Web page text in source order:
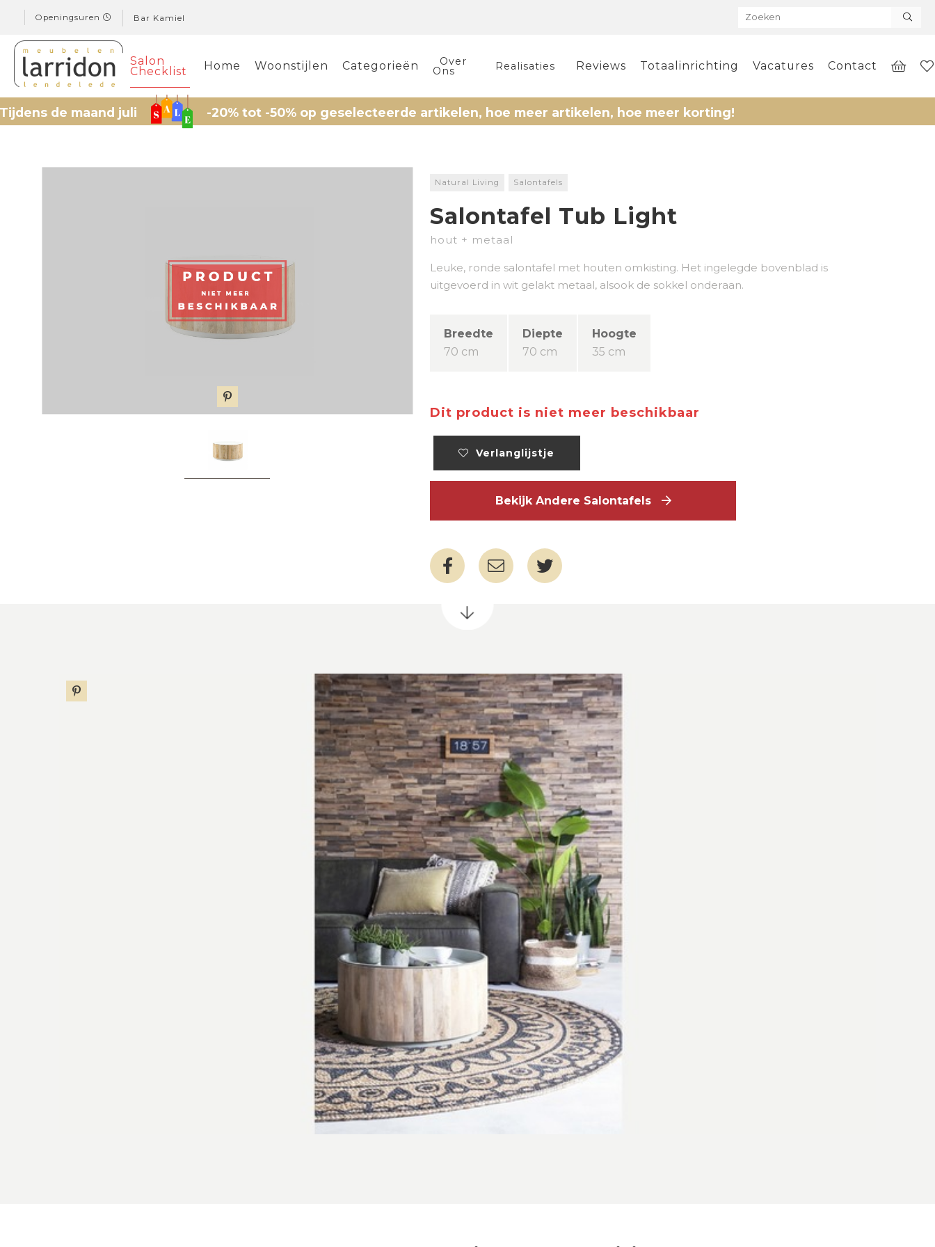
Openingsuren Bar Kamiel
Salon
Checklist Home Woonstijlen Categorieën Over
Ons Realisaties Reviews Totaalinrichting Vacatures Contact
de maand juli -20% tot -50% op geselecteerde artikelen, hoe meer artikelen, hoe meer korting!
Natural Living Salontafels
Salontafel Tub Light
hout + metaal
Leuke, ronde salontafel met houten omkisting. Het ingelegde bovenblad is
uitgevoerd in wit gelakt metaal, alsook de sokkel onderaan.
Breedte
70 cm
Diepte
70 cm
Hoogte
35 cm
Dit product is niet meer beschikbaar
Verlanglijstje
Bekijk Andere Salontafels